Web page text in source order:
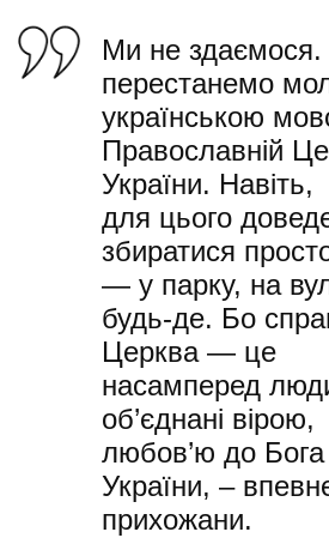
Ми не здаємося.
перестанемо
українською
Православній
України.
для цього
збиратися
— у парку, на
будь-де. Бо
Церква — це
насамперед
об’єднані вірою,
любов’ю до Бога
України, –
прихожани.